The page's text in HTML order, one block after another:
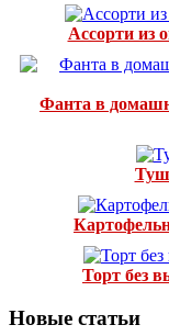
Ассорти из
Фанта в
Торт без
Новые статьи